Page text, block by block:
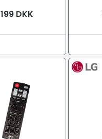
199 DKK